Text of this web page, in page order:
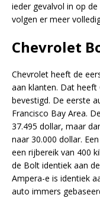
ieder gevalvol in op
volgen er meer
Chevrolet
Chevrolet heeft de
aan klanten. Dat heeft
bevestigd. De eerste
Francisco Bay Area.
37.495 dollar, maar
naar 30.000 dollar.
een rijbereik van 400
de Bolt identiek aan
Ampera-e is identiek
auto immers